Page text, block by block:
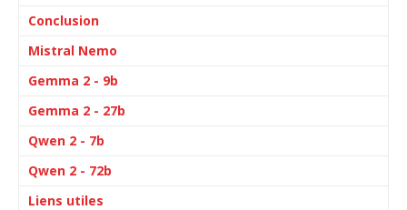
Conclusion
Mistral Nemo
Gemma 2 - 9b
Gemma 2 - 27b
Qwen 2 - 7b
Qwen 2 - 72b
Liens utiles